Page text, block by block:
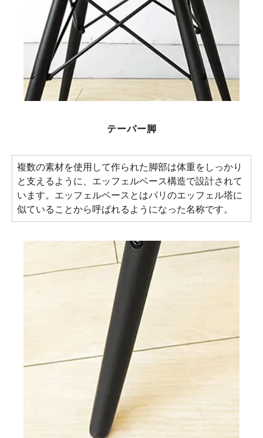
テーパー脚
複数の素材を使用して作られた脚部は体重をしっかり
と支えるように、エッフェルベース構造で設計されて
います。エッフェルベースとはパリのエッフェル塔に
似ていることから呼ばれるようになった名称です。